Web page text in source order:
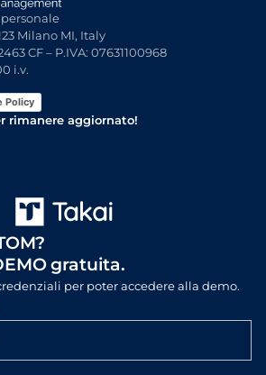
Milano MI, Italy
CF – P.IVA: 07631100968
i.v.
Policy
rimanere aggiornato!
gratuita.
per poter accedere alla demo.